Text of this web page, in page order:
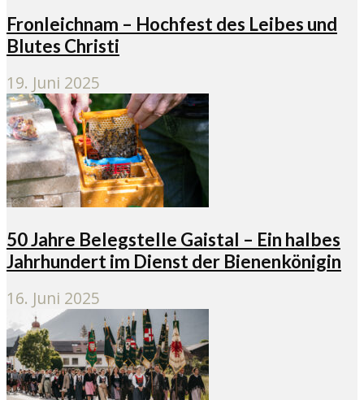
Fronleichnam – Hochfest des Leibes und
Blutes Christi
19. Juni 2025
50 Jahre Belegstelle Gaistal – Ein halbes
Jahrhundert im Dienst der Bienenkönigin
16. Juni 2025